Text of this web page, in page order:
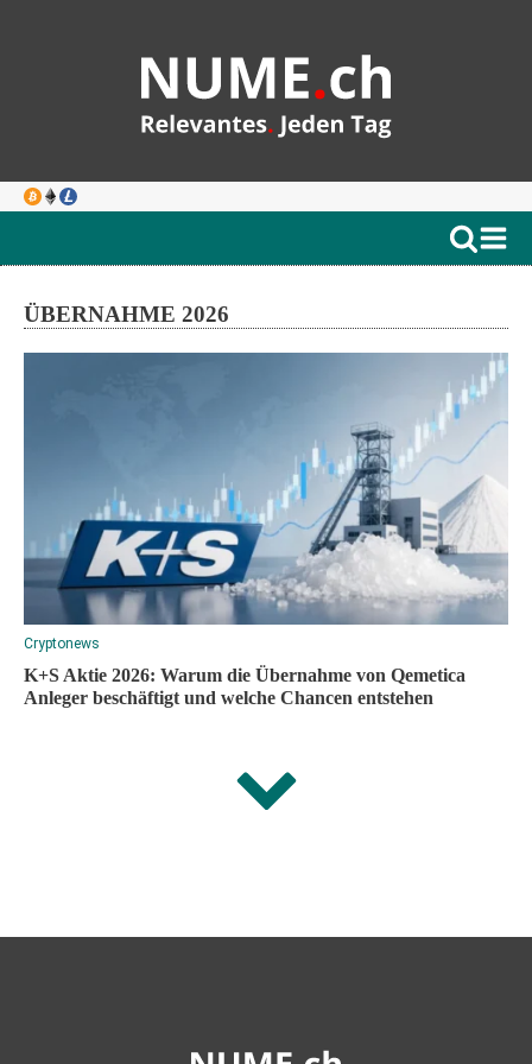
ÜBERNAHME 2026
Cryptonews
K+S Aktie 2026: Warum die Übernahme von Qemetica
Anleger beschäftigt und welche Chancen entstehen